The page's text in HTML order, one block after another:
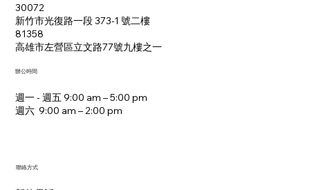
30072
新竹市光復路一段 373-1 號二樓
81358
​高雄市左營區立文路77號九樓之一
週一 - 週五 9:00 am – 5:00 pm
週六 9:00 am – 2:00 pm​
辦公時間
聯絡方式